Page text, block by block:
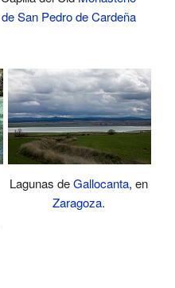
de San Pedro de Cardeña
Lagunas deGallocanta, en
Zaragoza.